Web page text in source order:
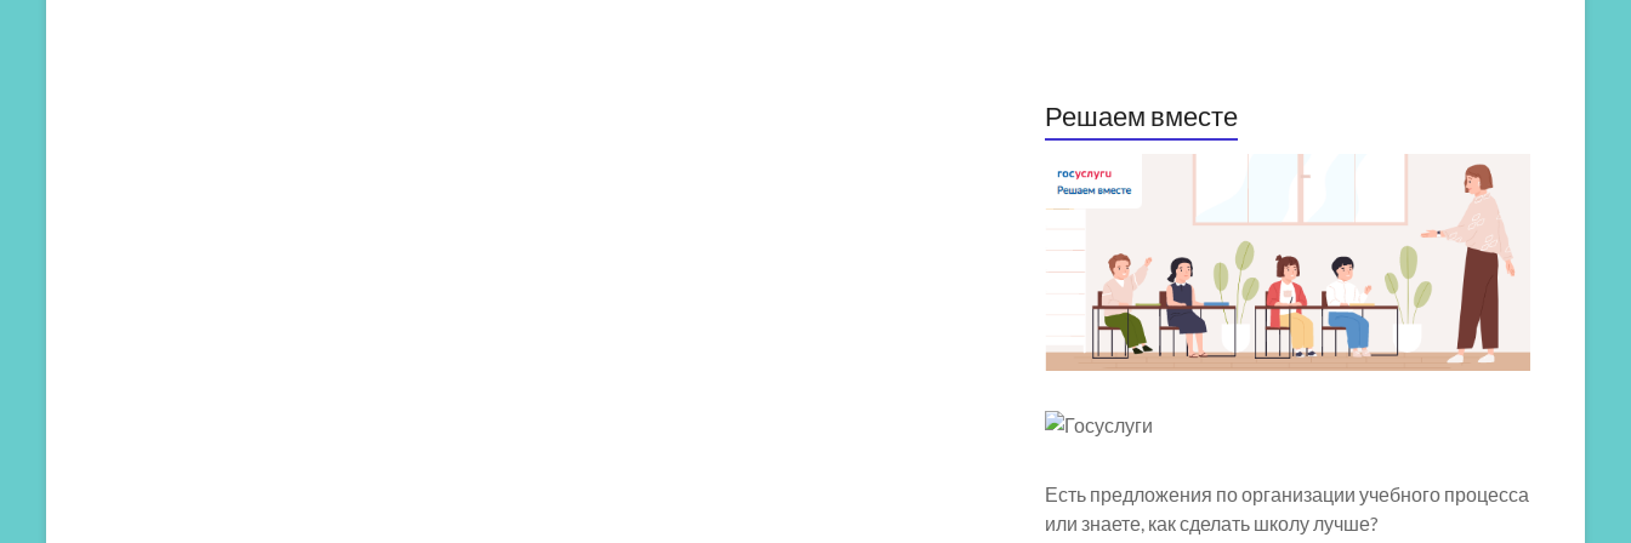
Решаем вместе
Есть предложения по организации учебного процесса
или знаете, как сделать школу лучше?